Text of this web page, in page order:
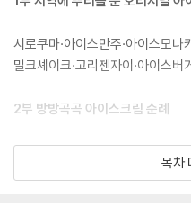
시로쿠마·아이스만주·아이스모나
밀크셰이크·고리젠자이·아이스버
2부 방방곡곡 아이스크림 순례
동일본:
오사나이냉과점 | 스위트하우스
목차